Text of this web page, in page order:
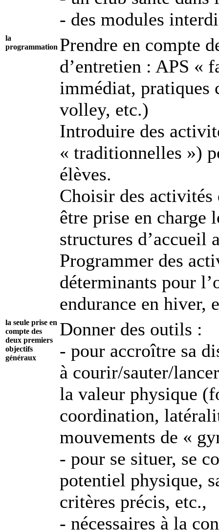
- des modules
la
programmation Prendre en compte
d’entretien : APS «
immédiat, pratiques
volley, etc.)
Introduire des
« traditionnelles »)
élèves.
Choisir des
être prise en charge
structures d’accueil
Programmer des
déterminants pour
endurance en hiver,
la seule prise en
compte des
deux premiers
objectifs
généraux
Donner des outils :
- pour accroître sa
à courir/sauter/
la valeur physique
coordination,
mouvements de «
- pour se situer, se
potentiel physique,
critères précis, etc.,
- nécessaires à la